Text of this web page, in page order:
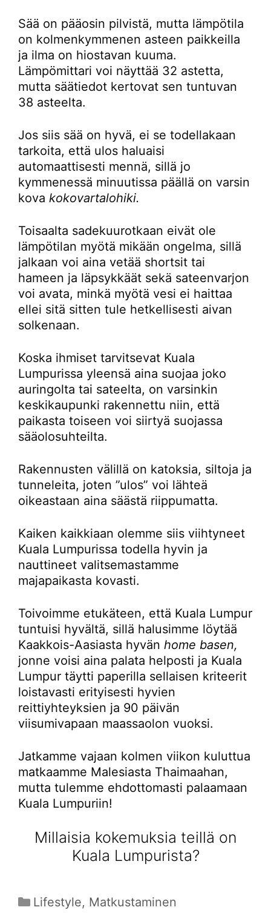
Sää on pääosin pilvistä, mutta lämpötila
on kolmenkymmenen asteen paikkeilla
ja ilma on hiostavan kuuma.
Lämpömittari voi näyttää 32 astetta,
mutta säätiedot kertovat sen tuntuvan
38 asteelta.
Jos siis sää on hyvä, ei se todellakaan
tarkoita, että ulos haluaisi
automaattisesti mennä, sillä jo
kymmenessä minuutissa päällä on varsin
kova kokovartalohiki.
Toisaalta sadekuurotkaan eivät ole
lämpötilan myötä mikään ongelma, sillä
jalkaan voi aina vetää shortsit tai
hameen ja läpsykkäät sekä sateenvarjon
voi avata, minkä myötä vesi ei haittaa
ellei sitä sitten tule hetkellisesti aivan
solkenaan.
Koska ihmiset tarvitsevat Kuala
Lumpurissa yleensä aina suojaa joko
auringolta tai sateelta, on varsinkin
keskikaupunki rakennettu niin, että
paikasta toiseen voi siirtyä suojassa
sääolosuhteilta.
Rakennusten välillä on katoksia, siltoja ja
tunneleita, joten ”ulos” voi lähteä
oikeastaan aina säästä riippumatta.
Kaiken kaikkiaan olemme siis viihtyneet
Kuala Lumpurissa todella hyvin ja
nauttineet valitsemastamme
majapaikasta kovasti.
Toivoimme etukäteen, että Kuala Lumpur
tuntuisi hyvältä, sillä halusimme löytää
Kaakkois-Aasiasta hyvän home basen,
jonne voisi aina palata helposti ja Kuala
Lumpur täytti paperilla sellaisen kriteerit
loistavasti erityisesti hyvien
reittiyhteyksien ja 90 päivän
viisumivapaan maassaolon vuoksi.
Jatkamme vajaan kolmen viikon kuluttua
matkaamme Malesiasta Thaimaahan,
mutta tulemme ehdottomasti palaamaan
Kuala Lumpuriin!
Millaisia kokemuksia teillä on
Kuala Lumpurista?
Kategoriat
Lifestyle, Matkustaminen